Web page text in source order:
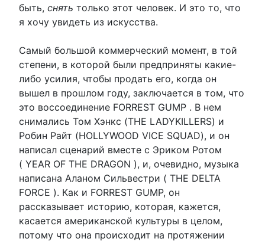
быть, снять только этот человек. И это то, что
я хочу увидеть из искусства.
Самый большой коммерческий момент, в той
степени, в которой были предприняты какие-
либо усилия, чтобы продать его, когда он
вышел в прошлом году, заключается в том, что
это воссоединение FORREST GUMP . В нем
снимались Том Хэнкс (THE LADYKILLERS) и
Робин Райт (HOLLYWOOD VICE SQUAD), и он
написал сценарий вместе с Эриком Ротом
( YEAR OF THE DRAGON ), и, очевидно, музыка
написана Аланом Сильвестри ( THE DELTA
FORCE ). Как и FORREST GUMP, он
рассказывает историю, которая, кажется,
касается американской культуры в целом,
потому что она происходит на протяжении